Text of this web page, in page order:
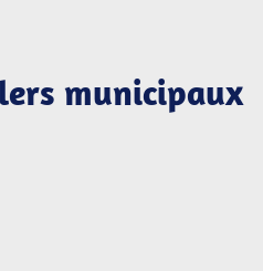
municipaux